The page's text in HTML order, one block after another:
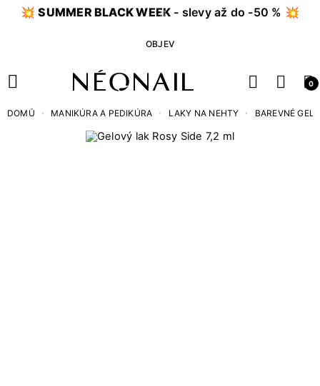
💥SUMMER BLACK WEEK - slevy až do -50 % 💥
OBJEV
0
DOMŮ MANIKÚRA A PEDIKÚRA LAKY NA NEHTY BAREVNÉ GEL